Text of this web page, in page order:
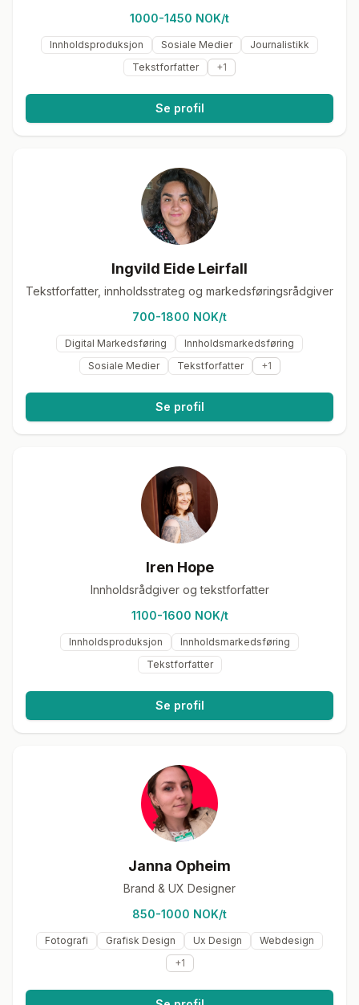
1000-1450 NOK/t
Innholdsproduksjon Sosiale Medier
Journalistikk
Tekstforfatter
+1
Se profil
Ingvild Eide Leirfall
Tekstforfatter, innholdsstrateg og markedsføringsrådgiver
700-1800 NOK/t
Digital Markedsføring
Innholdsmarkedsføring
Sosiale Medier
Tekstforfatter +1
Se profil
Iren Hope
Innholdsrådgiver og tekstforfatter
1100-1600 NOK/t
Innholdsproduksjon
Innholdsmarkedsføring
Tekstforfatter
Se profil
Janna Opheim
Brand & UX Designer
850-1000 NOK/t
Fotografi Grafisk Design Ux Design
Webdesign
+1